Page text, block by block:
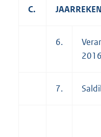
C.
6.
7.